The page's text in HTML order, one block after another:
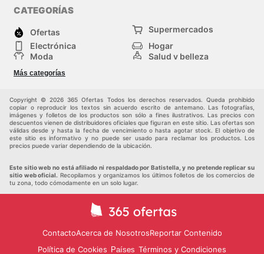
CATEGORÍAS
Ofertas
Supermercados
Electrónica
Hogar
Moda
Salud y belleza
Deportes
Más categorías
Copyright © 2026 365 Ofertas Todos los derechos reservados. Queda prohibido
copiar o reproducir los textos sin acuerdo escrito de antemano. Las fotografías,
imágenes y folletos de los productos son sólo a fines ilustrativos. Las precios con
descuentos vienen de distribuidores oficiales que figuran en este sitio. Las ofertas son
válidas desde y hasta la fecha de vencimiento o hasta agotar stock. El objetivo de
este sitio es informativo y no puede ser usado para reclamar los productos. Los
precios puede variar dependiendo de la ubicación.
Este sitio web no está afiliado ni respaldado por Batistella, y no pretende replicar su
sitio web oficial. Recopilamos y organizamos los últimos folletos de los comercios de
tu zona, todo cómodamente en un solo lugar.
ContactoAcerca de NosotrosReportar Contenido
Política de Cookies Países Términos y Condiciones